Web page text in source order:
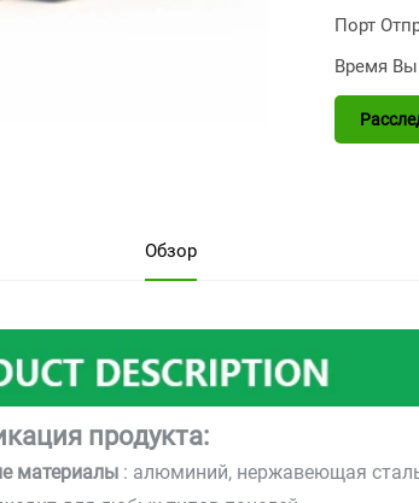
Порт
Время
Обзор
продукта:
материалы : алюминий, нержавеющая